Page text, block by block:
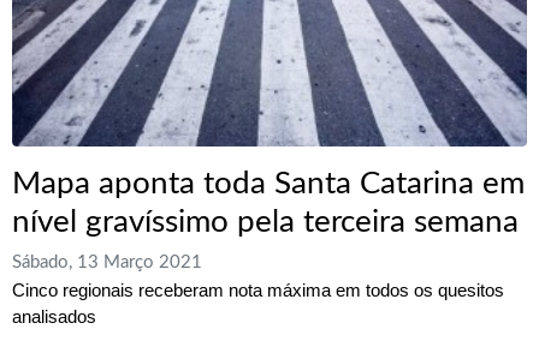
Mapa aponta toda Santa Catarina em
nível gravíssimo pela terceira semana
Sábado, 13 Março 2021
Cinco regionais receberam nota máxima em todos os quesitos
analisados